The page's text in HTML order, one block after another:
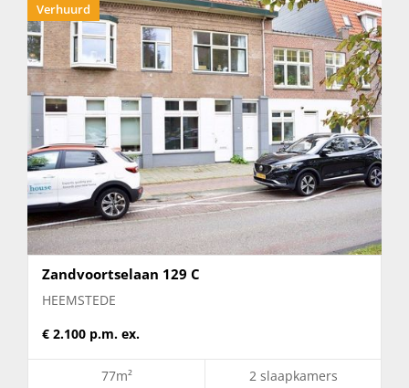
Verhuurd
Zandvoortselaan 129 C
HEEMSTEDE
€ 2.100 p.m. ex.
77m² 2 slaapkamers